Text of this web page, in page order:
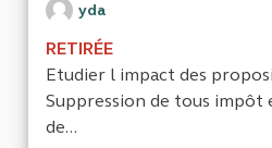
yda
RETIRÉE
Etudier l impact des
Suppression de tous impôt
de...